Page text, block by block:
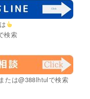
検索
たは@388lhtulで検索